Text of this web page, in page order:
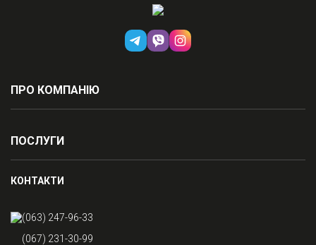
ПРО КОМПАНІЮ
ПОСЛУГИ
КОНТАКТИ
(063) 247-96-33
(067) 231-30-99